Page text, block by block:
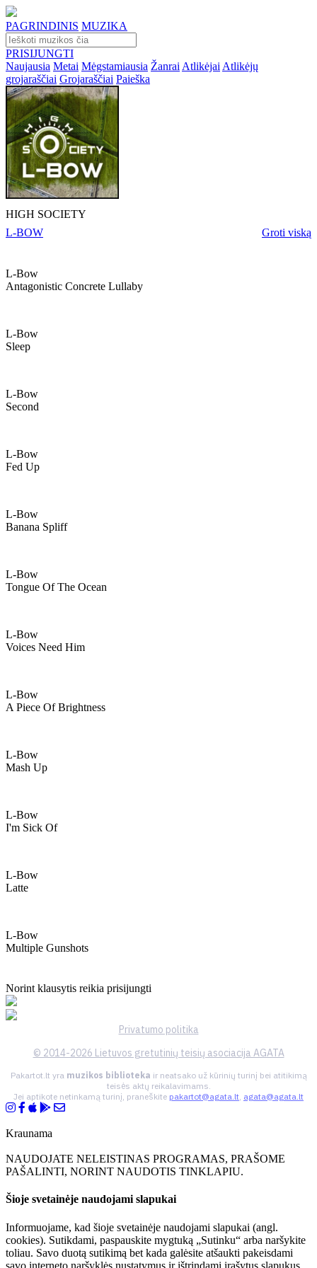
PAGRINDINIS MUZIKA
PRISIJUNGTI
Naujausia Metai Mėgstamiausia Žanrai Atlikėjai Atlikėjų
grojaraščiai Grojaraščiai Paieška
HIGH SOCIETY
L-BOW
Groti viską
L-Bow
Antagonistic Concrete Lullaby
L-Bow
Sleep
L-Bow
Second
L-Bow
Fed Up
L-Bow
Banana Spliff
L-Bow
Tongue Of The Ocean
L-Bow
Voices Need Him
L-Bow
A Piece Of Brightness
L-Bow
Mash Up
L-Bow
I'm Sick Of
L-Bow
Latte
L-Bow
Multiple Gunshots
Norint klausytis reikia prisijungti
Privatumo politika
© 2014-2026 Lietuvos gretutinių teisių asociacija AGATA
Pakartot.lt yra muzikos biblioteka ir neatsako už kūrinių turinį bei atitikimą
teisės aktų reikalavimams.
Jei aptikote netinkamą turinį, praneškite pakartot@agata.lt, agata@agata.lt
Kraunama
NAUDOJATE NELEISTINAS PROGRAMAS, PRAŠOME
PAŠALINTI, NORINT NAUDOTIS TINKLAPIU.
Šioje svetainėje naudojami slapukai
Informuojame, kad šioje svetainėje naudojami slapukai (angl.
cookies). Sutikdami, paspauskite mygtuką „Sutinku“ arba naršykite
toliau. Savo duotą sutikimą bet kada galėsite atšaukti pakeisdami
savo interneto naršyklės nustatymus ir ištrindami įrašytus slapukus.